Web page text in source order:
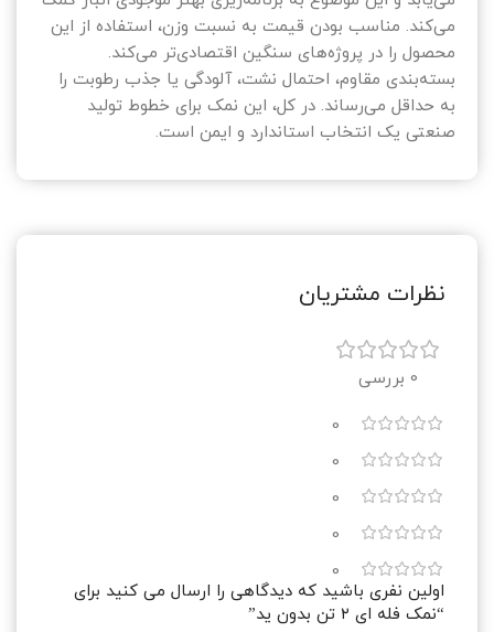
می‌کند. مناسب بودن قیمت به نسبت وزن، استفاده از این
محصول را در پروژه‌های سنگین اقتصادی‌تر می‌کند.
بسته‌بندی مقاوم، احتمال نشت، آلودگی یا جذب رطوبت را
به حداقل می‌رساند. در کل، این نمک برای خطوط تولید
صنعتی یک انتخاب استاندارد و ایمن است.
نظرات مشتریان
0 بررسی
0
0
0
0
0
اولین نفری باشید که دیدگاهی را ارسال می کنید برای
“نمک فله ای ۲ تن بدون ید”